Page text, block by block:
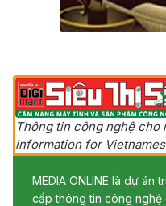
Thông tin công nghệ cho
information for
MEDIA ONLINE là dự án
cấp thông tin công nghệ